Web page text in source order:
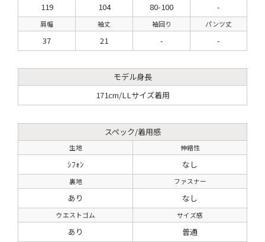
119 104 80-100 -
肩幅 袖丈 袖回り パンツ丈
37 21 - -
モデル身長
171cm/LLサイズ着用
スペック/着用感
生地 伸縮性
ｼﾌｫﾝ なし
裏地 ファスナー
あり なし
ウエストゴム サイズ感
あり 普通